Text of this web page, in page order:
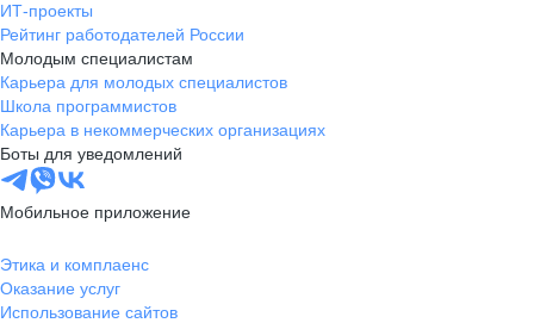
ИТ-проекты
Рейтинг работодателей России
Молодым специалистам
Карьера для молодых специалистов
Школа программистов
Карьера в некоммерческих организациях
Боты для уведомлений
Мобильное приложение
Этика и комплаенс
Оказание услуг
Использование сайтов